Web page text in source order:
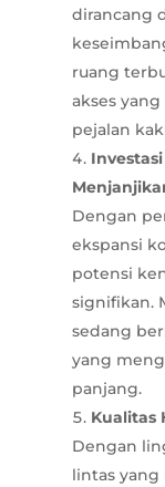
dirancang
ruang
akses
pejalan
Dengan
ekspansi
potensi
signifikan.
sedang
yang
panjang.
Kualitas
Dengan
lintas